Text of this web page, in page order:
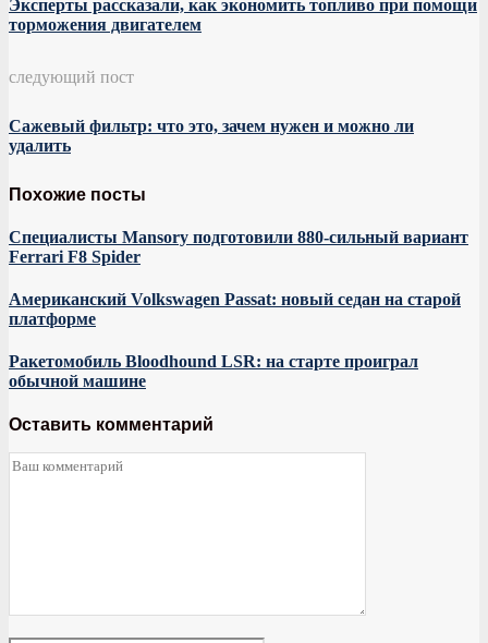
Эксперты рассказали, как экономить топливо при помощи
торможения двигателем
следующий пост
Сажевый фильтр: что это, зачем нужен и можно ли
удалить
Похожие посты
Специалисты Mansory подготовили 880-сильный вариант
Ferrari F8 Spider
Американский Volkswagen Passat: новый седан на старой
платформе
Ракетомобиль Bloodhound LSR: на старте проиграл
обычной машине
Оставить комментарий